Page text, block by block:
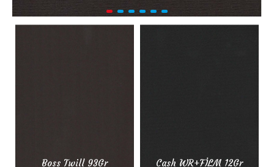
Boss Twill 93Gr Cash WR+FİLM 12Gr